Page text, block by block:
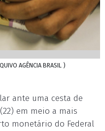
AGÊNCIA BRASIL )
ante uma cesta de
em meio a mais
monetário do Federal